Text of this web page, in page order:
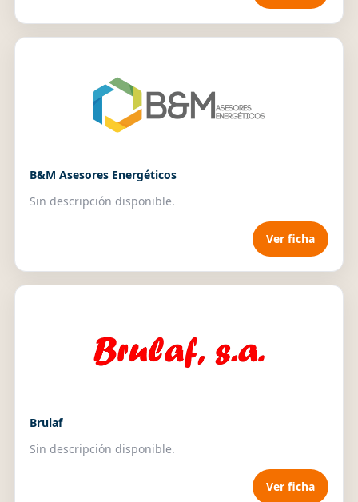
B&M Asesores Energéticos
Sin descripción disponible.
Ver ficha
Brulaf
Sin descripción disponible.
Ver ficha